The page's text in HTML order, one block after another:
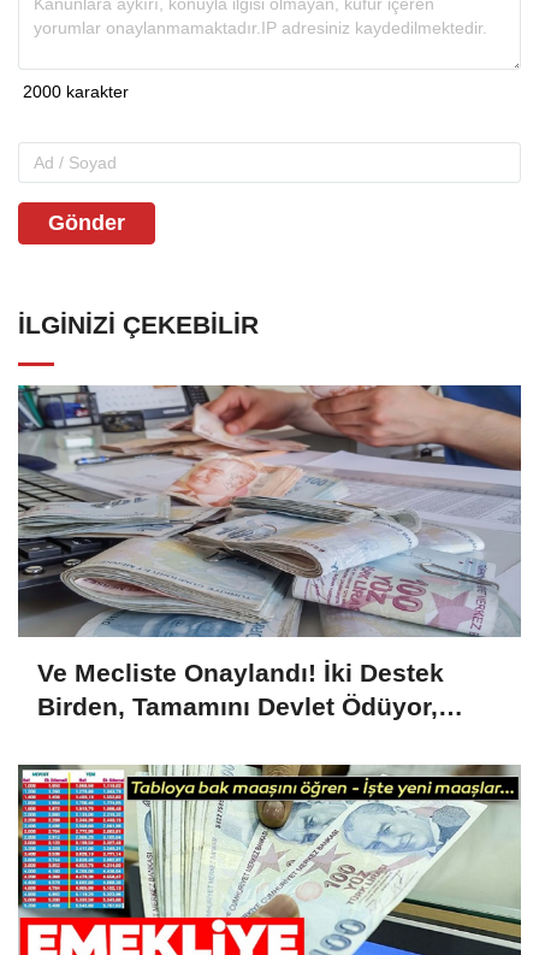
Gönder
İLGINIZI ÇEKEBILIR
Ve Mecliste Onaylandı! İki Destek
Birden, Tamamını Devlet Ödüyor,